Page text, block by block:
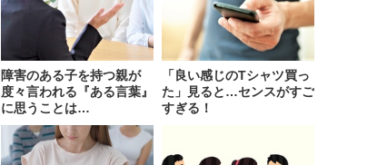
障害のある子を持つ親が
度々言われる『ある言葉』
に思うことは…
「良い感じのTシャツ買っ
た」見ると…センスがすご
すぎる！